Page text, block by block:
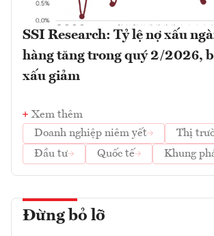
SSI Research: Tỷ lệ nợ xấu
hàng tăng trong quý 2/2026,
xấu giảm
Xem thêm
Doanh nghiệp niêm yết
Thị
Đầu tư
Quốc tế Khung
Đừng bỏ lỡ